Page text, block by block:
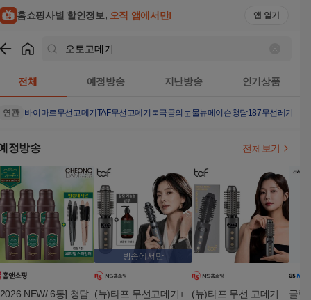
홈쇼핑사별 할인정보, 오직 앱에서만! 앱 열기
전체 예정방송 지난방송 인기상품
연관 바이마르무선고데기 TAF무선고데기 북극곰의눈물뉴메이슨청담187무선레가토
정방송 전체보기
NEW/ 6통] 청담
방송에서만
(뉴)타프 무선고데기+
(뉴)타프 무선 고데기
글램